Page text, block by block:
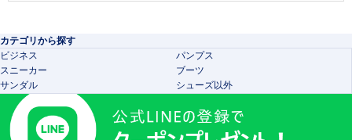
カテゴリから探す
ビジネス
パンプス
スニーカー
ブーツ
サンダル
シューズ以外